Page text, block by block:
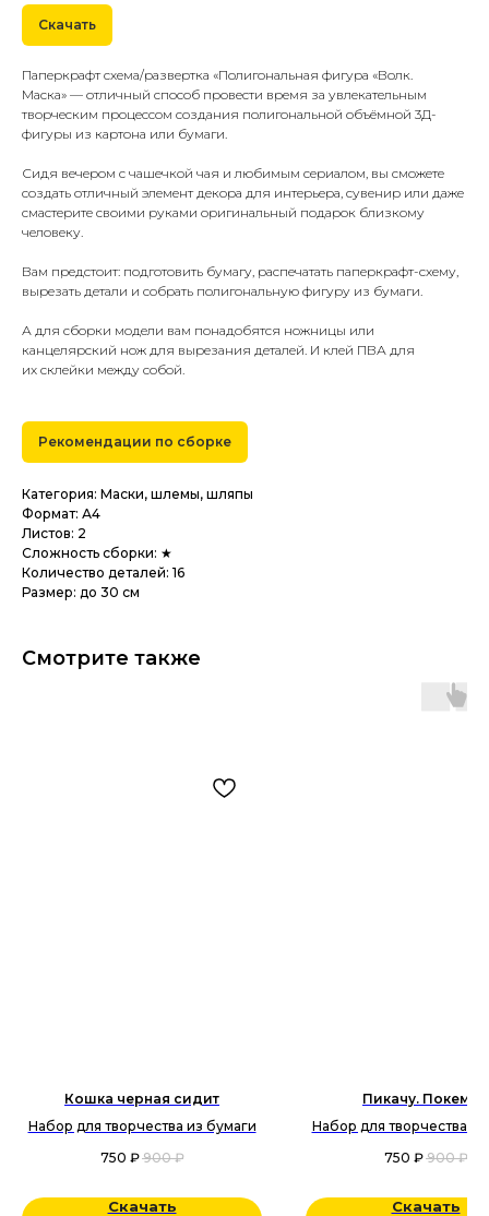
Скачать
Паперкрафт схема/развертка «Полигональная фигура «Волк.
Маска» — отличный способ провести время за увлекательным
творческим процессом создания полигональной объёмной 3Д-
фигуры из картона или бумаги.
Сидя вечером с чашечкой чая и любимым сериалом, вы сможете
создать отличный элемент декора для интерьера, сувенир или даже
смастерите своими руками оригинальный подарок близкому
человеку.
Вам предстоит: подготовить бумагу, распечатать паперкрафт-схему,
вырезать детали и собрать полигональную фигуру из бумаги.
А для сборки модели вам понадобятся ножницы или
канцелярский нож для вырезания деталей. И клей ПВА для
их склейки между собой.
Рекомендации по сборке
Категория: Маски, шлемы, шляпы
Формат: А4
Листов: 2
Сложность сборки: ★
Количество деталей: 16
Размер: до 30 см
Смотрите также
Кошка черная сидит
Набор для творчества из бумаги
750 ₽ 900 ₽
Скачать
Пикачу. Покемон
Набор для творчества
750 ₽ 900 ₽
Скачать